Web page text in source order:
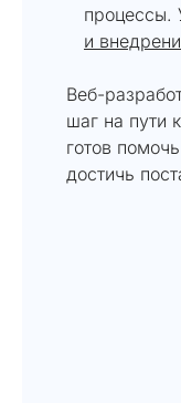
процессы.
и
Веб-
шаг на пути
готов
достичь